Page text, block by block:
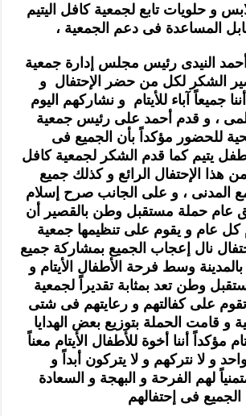
و حلويات تابع لجمعية كافل اليتيم
المساعدة فى دعم الجمعية ،
النيدى رئيس مجلس إدارة جمعية
الشكر لكل من حضر الإحتفال و
جميعاً آباء للأيتام و نشاركهم اليوم
ى ، و قدم أحمد على رئيس جمعية
للحضور مؤكداً بأن الجميع فى
يتيم كما قدم الشكر لجمعية كافل
من هذا الإحتفال الرائع و كذلك جميع
المدنى ، و على الجانب صرح إسلام
عام حملة مستقبل وطن بالقصير أن
كل عام و يقوم على تنظيمها جمعية
نال إعجاب الجميع بمشاركة جميع
وسط فرحة الأطفال الأيتام و
وطن تعد بمثابة تقدير
اً لجمعية
قوم على كفالتهم و رعايتهم فى شتى
و قامت الحملة بتوزيع بعض الهدايا
مؤكداً أننا أخوة للأطفال الأيتام معناً
احد و لا نتركهم و لا يتركون أبداً و
لهم الفرحة و البهجة و السعادة
فى إحتفالهم